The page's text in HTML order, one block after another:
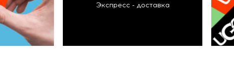
Экспресс - доставка